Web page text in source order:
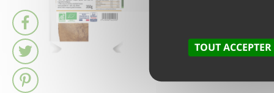
TOUT ACCEPTER